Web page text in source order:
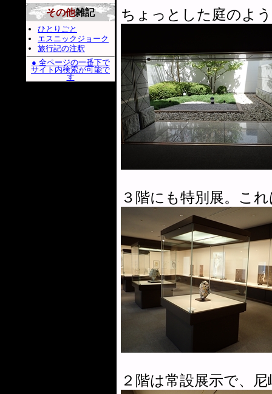
ちょっとした庭のよ
３階にも特別展。こ
２階は常設展示で、
その他雑記
ひとりごと
エスニックジョーク
旅行記の注釈
● 全ページの一番下で
サイト内検索が可能で
す